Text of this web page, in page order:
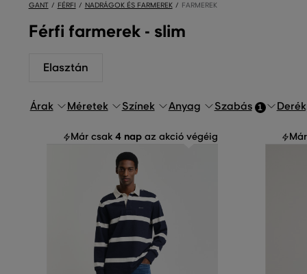
GANT FÉRFI NADRÁGOK ÉS FARMEREK FARMEREK
Férfi farmerek - slim
Elasztán
Árak Méretek Színek Anyag Szabás 1
Már csak4 nap az akció végéig